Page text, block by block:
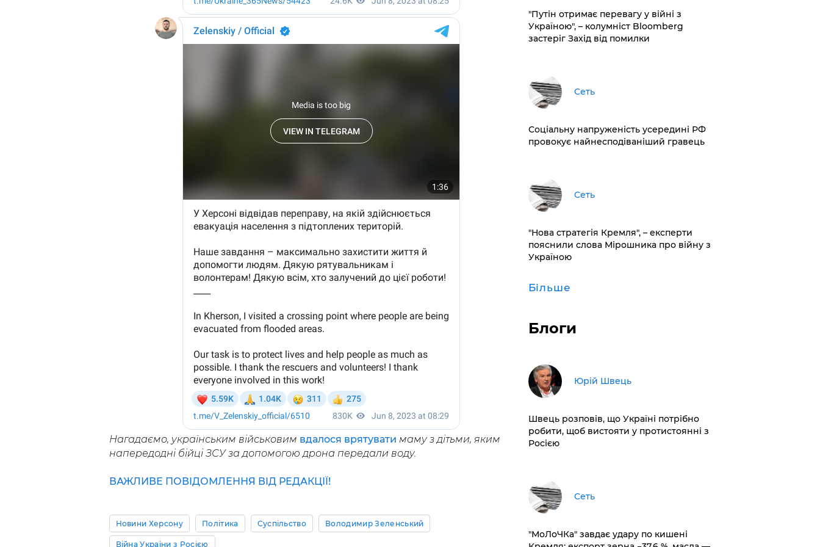
Нагадаємо, українським військовим вдалося врятувати маму з дітьми, яким
напередодні бійці ЗСУ за допомогою дрона передали воду.
ВАЖЛИВЕ ПОВІДОМЛЕННЯ ВІД РЕДАКЦІЇ!
Новини Херсону Політика Суспільство Володимир Зеленський
Війна України з Росією
"Путін отримає перевагу у війні з
Україною", – колумніст Bloomberg
застеріг Захід від помилки
Сеть
Соціальну напруженість усередині РФ
провокує найнесподіваніший гравець
Сеть
"Нова стратегія Кремля", – експерти
пояснили слова Мірошника про війну з
Україною
Більше
Блоги
Юрій Швець
Швець розповів, що Україні потрібно
робити, щоб вистояти у протистоянні з
Росією
Сеть
​"МоЛоЧКа" завдає удару по кишені